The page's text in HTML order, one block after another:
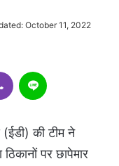
October 11, 2022
Viber
(ईडी) की टीम ने
पर छापेमार